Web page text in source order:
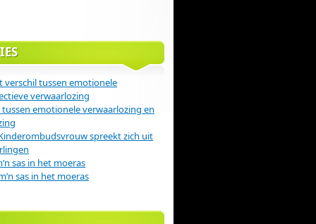
verschil tussen emotionele
verwaarlozing
emotionele verwaarlozing en
spreekt zich uit
sas in het moeras
sas in het moeras